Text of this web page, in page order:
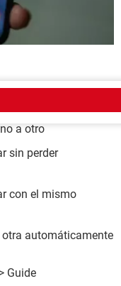
a otro
sin perder
con el mismo
otra automáticamente
> Guide